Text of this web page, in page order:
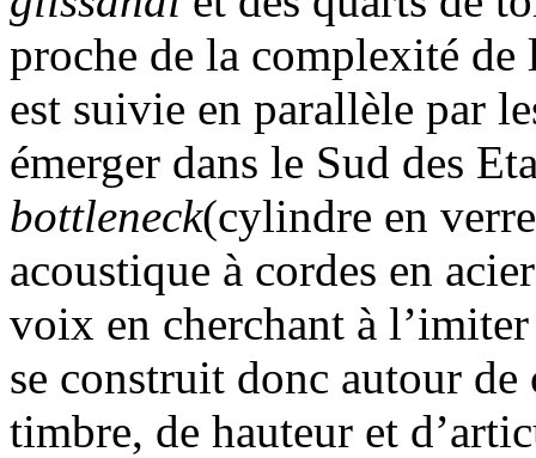
proche de la complexité
est suivie en parallèle par
émerger dans le Sud des
bottleneck(cylindre en
acoustique à cordes en
voix en cherchant à
se construit donc autour de
timbre, de hauteur et